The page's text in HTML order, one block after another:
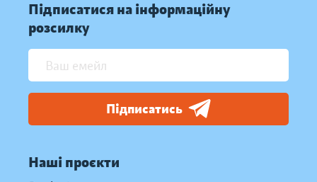
Підписатися на інформаційну
розсилку
Підписатись
Наші проєкти